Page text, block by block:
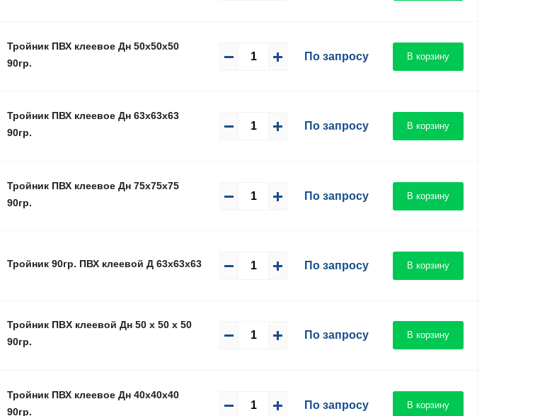
Тройник ПВХ клеевое Дн 50x50x50
90гр.
По запросу В корзину
Тройник ПВХ клеевое Дн 63x63x63
90гр.
По запросу В корзину
Тройник ПВХ клеевое Дн 75x75x75
90гр.
По запросу В корзину
Тройник 90гр. ПВХ клеевой Д 63x63x63 По запросу В корзину
Тройник ПВX клеевой Дн 50 x 50 x 50
90гр.
По запросу В корзину
Тройник ПВХ клеевое Дн 40x40x40
90гр.
По запросу В корзину